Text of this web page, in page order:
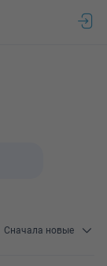
Сначала новые